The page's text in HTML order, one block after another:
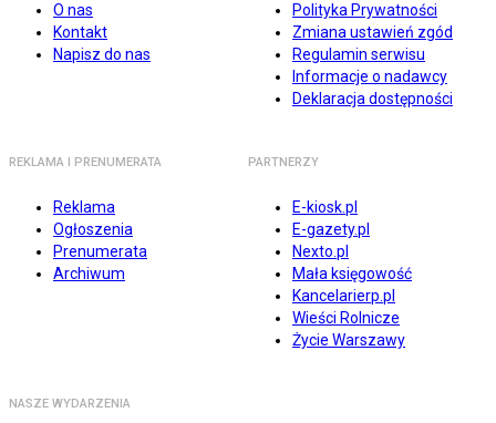
O nas
Kontakt
Napisz do nas
Polityka Prywatności
Zmiana ustawień zgód
Regulamin serwisu
Informacje o nadawcy
Deklaracja dostępności
REKLAMA I PRENUMERATA
Reklama
Ogłoszenia
Prenumerata
Archiwum
PARTNERZY
E-kiosk.pl
E-gazety.pl
Nexto.pl
Mała księgowość
Kancelarierp.pl
Wieści Rolnicze
Życie Warszawy
NASZE WYDARZENIA